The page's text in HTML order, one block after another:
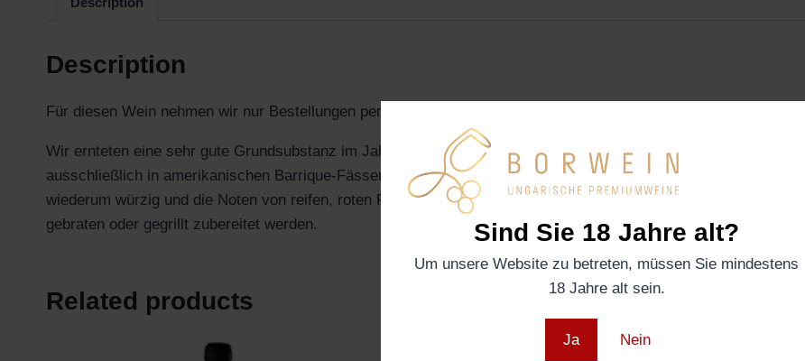
Sind Sie 18 Jahre alt?
Um unsere Website zu betreten, müssen Sie mindestens
18 Jahre alt sein.
Ja Nein
Description
Für diesen Wein nehmen wir nur Bestellungen per entgegen. Über aktuelle Lieferkonditionen geben wir
Wir ernteten eine sehr gute Grundsubstanz im Jahre 2017 auf dem balatonfökajaer Altberg. Nach dem
ausschließlich in amerikanischen Barrique-Fässern für 15 Monate. Sein Aroma ist von einem mediterranen
wiederum würzig und die Noten von reifen, roten Früchten. Er verfügt über ein ernsthaftes Potential, ist
gebraten oder gegrillt zubereitet werden.
Related products